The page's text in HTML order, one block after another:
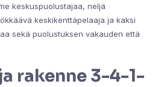
keskuspuolustajaa, neljä
keskikenttäpelaaja ja kaksi
sekä puolustuksen vakauden että
rakenne 3-4-1-